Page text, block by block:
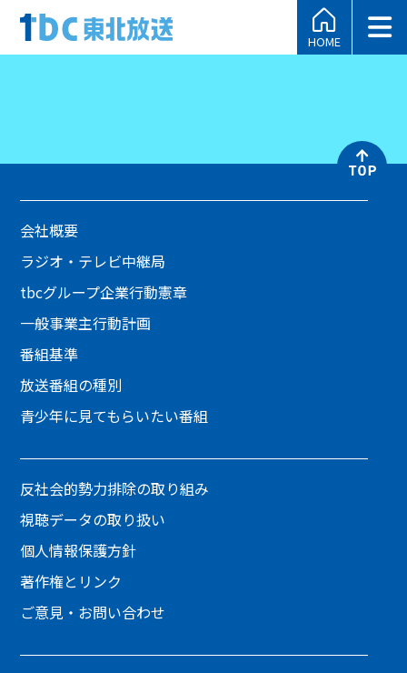
HOME
会社概要
ラジオ・テレビ中継局
tbcグループ企業行動憲章
一般事業主行動計画
番組基準
放送番組の種別
青少年に見てもらいたい番組
反社会的勢力排除の取り組み
視聴データの取り扱い
個人情報保護方針
著作権とリンク
ご意見・お問い合わせ